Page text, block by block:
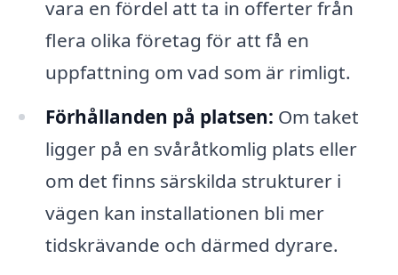
vara en fördel att ta in offerter från
flera olika företag för att få en
uppfattning om vad som är rimligt.
Förhållanden på platsen: Om taket
ligger på en svåråtkomlig plats eller
om det finns särskilda strukturer i
vägen kan installationen bli mer
tidskrävande och därmed dyrare.